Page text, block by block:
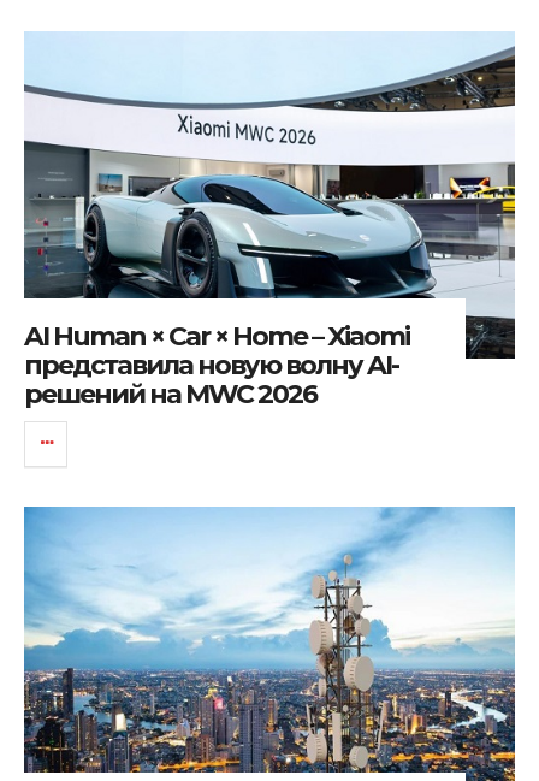
AI Human × Car × Home – Xiaomi
представила новую волну AI-
решений на MWC 2026